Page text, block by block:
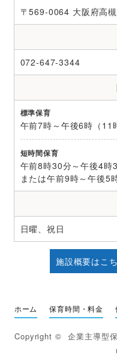
〒569-0064 大阪府高
072-647-3344
標準保育
午前7時～午後6時（11
短時間保育
午前8時30分～午後4時
または午前9時～午後5
日曜、祝日
施設概要はこ
ホーム 保育時間・料金
Copyright © 企業主導型